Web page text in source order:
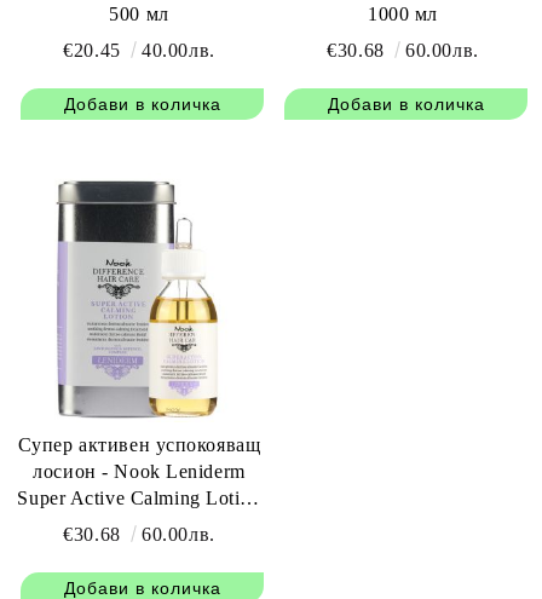
500 мл
€20.45
40.00лв.
1000 мл
€30.68
60.00лв.
Супер активен успокояващ
лосион - Nook Leniderm
Super Active Calming Lotion
125 мл
€30.68 60.00лв.